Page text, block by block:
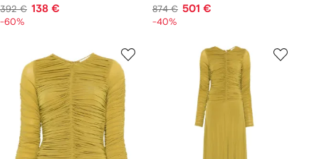
392 € 138 €
-60%
874 € 501 €
-40%